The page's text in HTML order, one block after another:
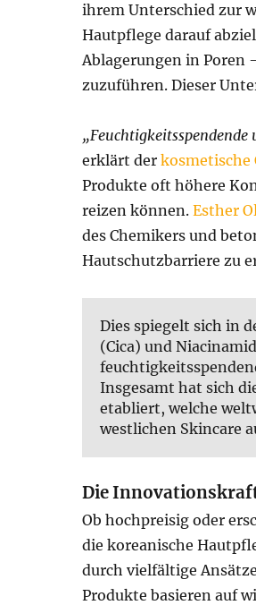
ihrem Unterschied zur
Hautpflege darauf
Ablagerungen in Poren
zuzuführen. Dieser
erklärt der kosmetische
Produkte oft höhere
reizen können. Esther
des Chemikers und
Hautschutzbarriere zu
Dies spiegelt sich in
(Cica) und
Insgesamt hat sich
etabliert, welche
westlichen Skincare
Die
Ob hochpreisig oder
die koreanische
durch vielfältige
Produkte basieren auf